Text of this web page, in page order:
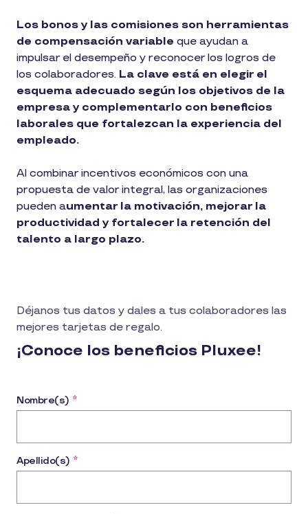
Los bonos y las comisiones son herramientas
de compensación variable que ayudan a
impulsar el desempeño y reconocer los logros de
los colaboradores. La clave está en elegir el
esquema adecuado según los objetivos de la
empresa y complementarlo con beneficios
laborales que fortalezcan la experiencia del
empleado.
Al combinar incentivos económicos con una
propuesta de valor integral, las organizaciones
pueden aumentar la motivación, mejorar la
productividad y fortalecer la retención del
talento a largo plazo.
Déjanos tus datos y dales a tus colaboradores las
mejores tarjetas de regalo.
¡Conoce los beneficios Pluxee!
Nombre(s) *
Apellido(s) *